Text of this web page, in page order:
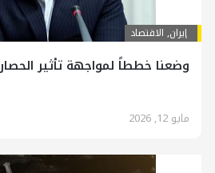
إيران, الاقتصاد
وضعنا خططاً لمواجهة تأثير
مايو 12, 2026